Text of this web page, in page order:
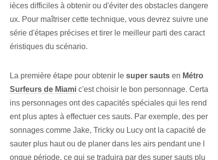
ièces difficiles à obtenir ou d'éviter des obstacles dangere
ux. Pour maîtriser cette technique, vous devrez suivre une
série d'étapes ⁢précises et tirer le meilleur parti des caract
éristiques du⁢ scénario.
La première étape pour obtenir le super sauts en Métro
Surfeurs de Miami c'est choisir le bon personnage. Certa
ins personnages ont des capacités spéciales qui les rend
ent plus aptes à effectuer ces sauts. Par exemple, des per
sonnages comme Jake, Tricky ou Lucy ont la capacité de
sauter plus haut ou de planer dans les airs pendant une l
ongue période, ce qui se traduira par des super sauts plu